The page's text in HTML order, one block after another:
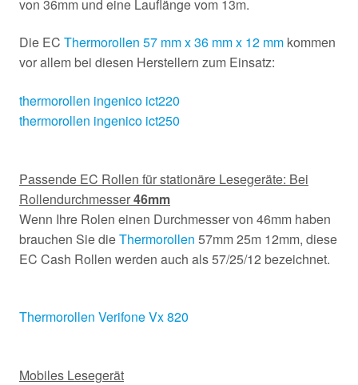
von 36mm und eine Lauflänge vom 13m.
Die EC Thermorollen 57 mm x 36 mm x 12 mm kommen
vor allem bei diesen Herstellern zum Einsatz:
thermorollen ingenico ict220
thermorollen ingenico ict250
Passende EC Rollen für stationäre Lesegeräte: Bei
Rollendurchmesser46mm
Wenn Ihre Rolen einen Durchmesser von 46mm haben
brauchen Sie dieThermorollen 57mm 25m 12mm, diese
EC Cash Rollen werden auch als 57/25/12 bezeichnet.
Thermorollen Verifone Vx 820
Mobiles Lesegerät